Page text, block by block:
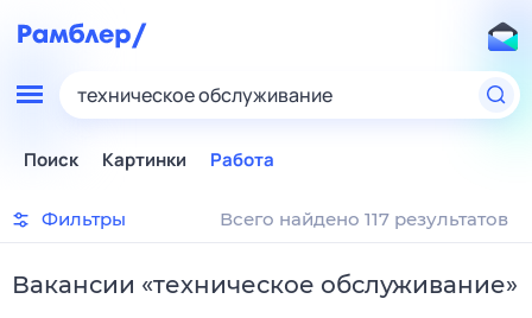
техническое обслуживание
Поиск Картинки Работа
Фильтры Всего найдено 117 результатов
Вакансии «техническое обслуживание»